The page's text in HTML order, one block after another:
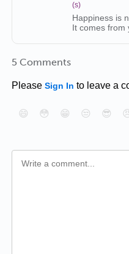
(s)
Happiness is
It comes from
5 Comments
Please Sign In to leave a
😄 😳 😁 😒 😎